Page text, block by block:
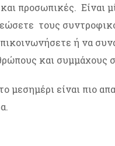
προσωπικές. Είναι
τους
ή να
και συμμάχους
μεσημέρι είναι πιο